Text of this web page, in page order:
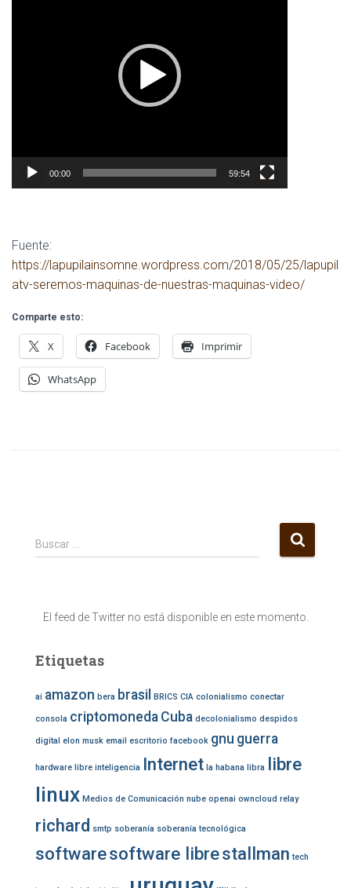
00:00 59:54
Fuente:
https://lapupilainsomne.wordpress.com/2018/05/25/lapupil
atv-seremos-maquinas-de-nuestras-maquinas-video/
Comparte esto:
X Facebook Imprimir
WhatsApp
B
u
Buscar …
El feed de Twitter no está disponible en este momento.
Etiquetas
ai amazon bera brasil BRICS CIA colonialismo conectar
consola criptomoneda Cuba decolonialismo despidos
digital elon musk email escritorio facebook gnu guerra
hardware libre inteligencia Internet la habana libra libre
linux Medios de Comunicación nube openai owncloud relay
richard smtp soberanía soberanía tecnológica
softwaresoftware librestallman tech